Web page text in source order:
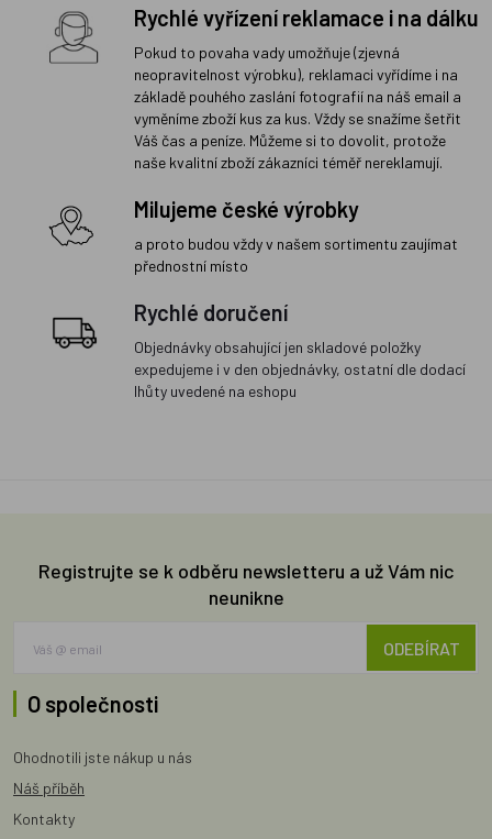
Rychlé vyřízení reklamace i na dálku
Pokud to povaha vady umožňuje (zjevná
neopravitelnost výrobku), reklamaci vyřídíme i na
základě pouhého zaslání fotografií na náš email a
vyměníme zboží kus za kus. Vždy se snažíme šetřit
Váš čas a peníze. Můžeme si to dovolit, protože
naše kvalitní zboží zákazníci téměř nereklamují.
Milujeme české výrobky
a proto budou vždy v našem sortimentu zaujímat
přednostní místo
Rychlé doručení
Objednávky obsahující jen skladové položky
expedujeme i v den objednávky, ostatní dle dodací
lhůty uvedené na eshopu
Registrujte se k odběru newsletteru a už Vám nic
neunikne
ODEBÍRAT
O společnosti
Ohodnotili jste nákup u nás
Náš příběh
Kontakty